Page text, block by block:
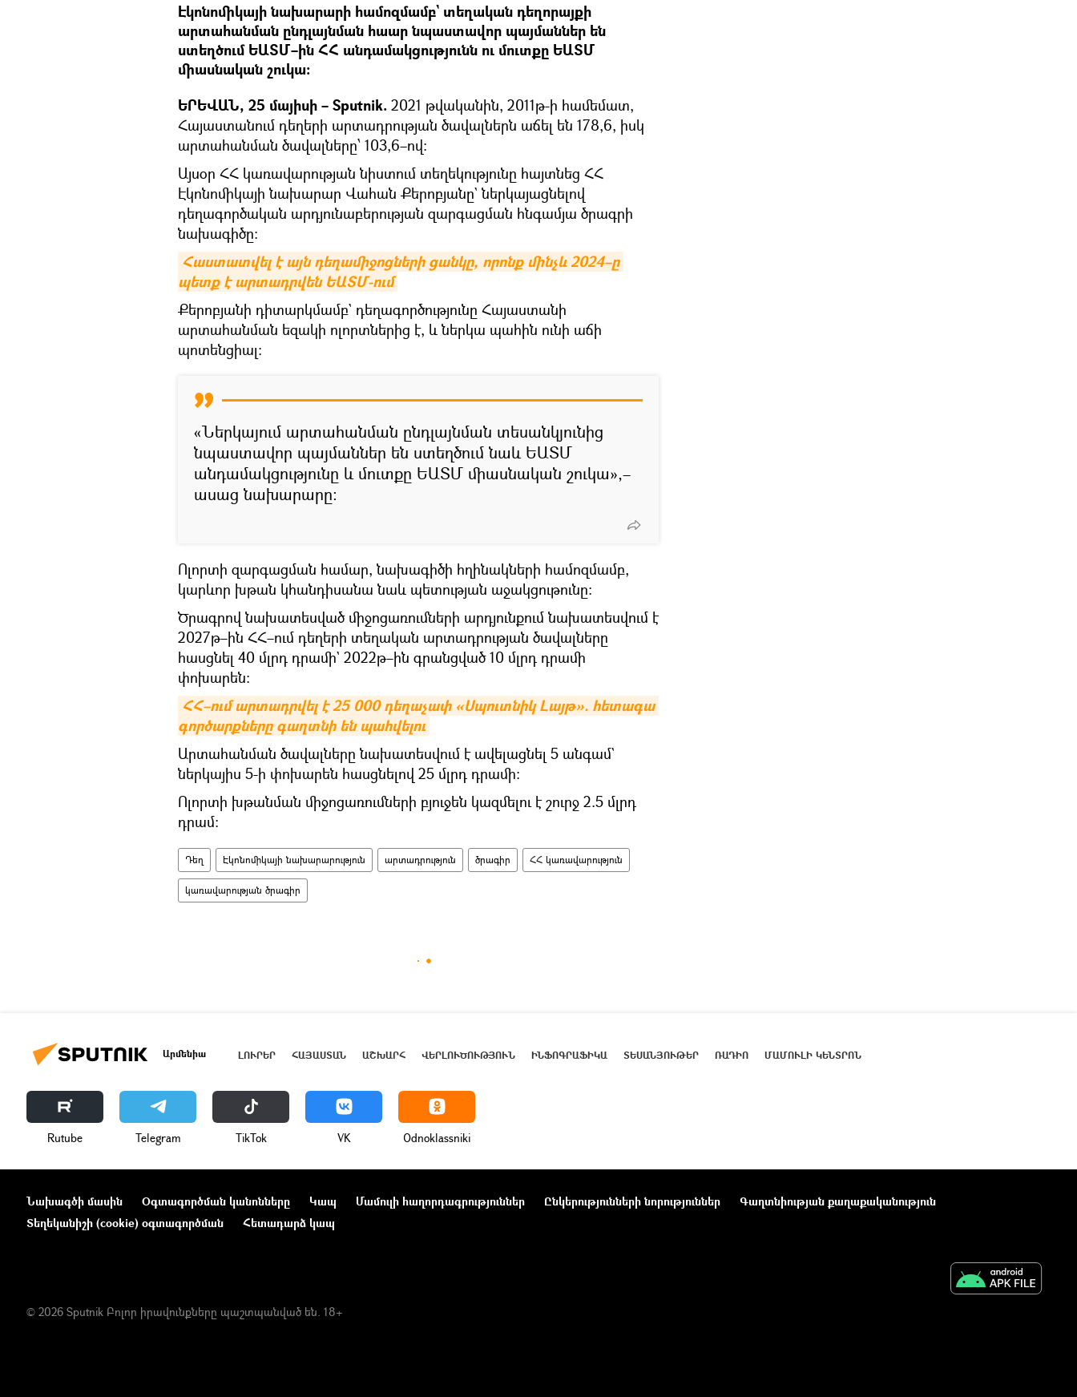
Էկոնոմիկայի նախարարի համոզմամբ` տեղական դեղորայքի
արտահանման ընդլայնման հաար նպաստավոր պայմաններ են
ստեղծում ԵԱՏՄ–ին ՀՀ անդամակցությունն ու մուտքը ԵԱՏՄ
միասնական շուկա։
ԵՐԵՎԱՆ, 25 մայիսի – Sputnik. 2021 թվականին, 2011թ-ի համեմատ,
Հայաստանում դեղերի արտադրության ծավալներն աճել են 178,6, իսկ
արտահանման ծավալները՝ 103,6–ով:
Այսօր ՀՀ կառավարության նիստում տեղեկությունը հայտնեց ՀՀ
Էկոնոմիկայի նախարար Վահան Քերոբյանը` ներկայացնելով
դեղագործական արդյունաբերության զարգացման հնգամյա ծրագրի
նախագիծը։
Հաստատվել է այն դեղամիջոցների ցանկը, որոնք մինչև 2024–ը
պետք է արտադրվեն ԵԱՏՄ-ում
Քերոբյանի դիտարկմամբ` դեղագործությունը Հայաստանի
արտահանման եզակի ոլորտներից է, և ներկա պահին ունի աճի
պոտենցիալ։
«Ներկայում արտահանման ընդլայնման տեսանկյունից
նպաստավոր պայմաններ են ստեղծում նաև ԵԱՏՄ
անդամակցությունը և մուտքը ԵԱՏՄ միասնական շուկա»,–
ասաց նախարարը։
Ոլորտի զարգացման համար, նախագիծի հղինակների համոզմամբ,
կարևոր խթան կհանդիսանա նաև պետության աջակցութունը։
Ծրագրով նախատեսված միջոցառումների արդյունքում նախատեսվում է
2027թ–ին ՀՀ–ում դեղերի տեղական արտադրության ծավալները
հասցնել 40 մլրդ դրամի` 2022թ–ին գրանցված 10 մլրդ դրամի
փոխարեն։
ՀՀ–ում արտադրվել է 25 000 դեղաչափ «Սպուտնիկ Լայթ». հետագա
գործարքները գաղտնի են պահվելու
Արտահանման ծավալները նախատեսվում է ավելացնել 5 անգամ`
ներկայիս 5-ի փոխարեն հասցնելով 25 մլրդ դրամի։
Ոլորտի խթանման միջոցառումների բյուջեն կազմելու է շուրջ 2.5 մլրդ
դրամ։
Դեղ Էկոնոմիկայի նախարարություն արտադրություն ծրագիր ՀՀ կառավարություն
կառավարության ծրագիր
Արմենիա ԼՈՒՐԵՐ ՀԱՅԱՍՏԱՆ ԱՇԽԱՐՀ ՎԵՐԼՈՒԾՈՒԹՅՈՒՆ ԻՆՖՈԳՐԱՖԻԿԱ ՏԵՍԱՆՅՈՒԹԵՐ ՌԱԴԻՈ ՄԱՄՈՒԼԻ ԿԵՆՏՐՈՆ
Rutube Telegram ТikТоk VK Odnoklassniki
Նախագծի մասին Օգտագործման կանոնները Կապ Մամուլի հաղորդագրություններ Ընկերությունների նորություններ
Գաղտնիության քաղաքականություն
Տեղեկանիշի (cookie) օգտագործման
Հետադարձ կապ
© 2026 Sputnik Բոլոր իրավունքները պաշտպանված են. 18+